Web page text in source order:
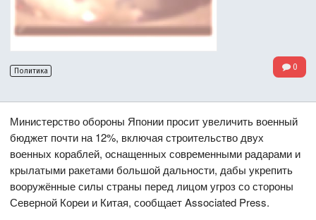
Политика 0
Министерство обороны Японии просит увеличить военный
бюджет почти на 12%, включая строительство двух
военных кораблей, оснащенных современными радарами и
крылатыми ракетами большой дальности, дабы укрепить
вооружённые силы страны перед лицом угроз со стороны
Северной Кореи и Китая, сообщает Associated Press.